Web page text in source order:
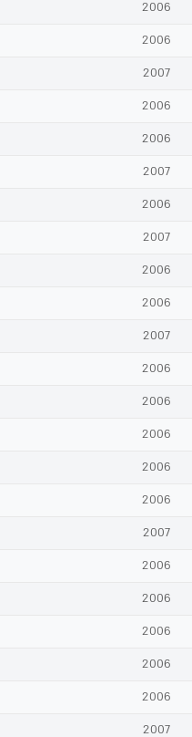
2006
2006
2007
2006
2006
2007
2006
2007
2006
2006
2007
2006
2006
2006
2006
2006
2007
2006
2006
2006
2006
2006
2007